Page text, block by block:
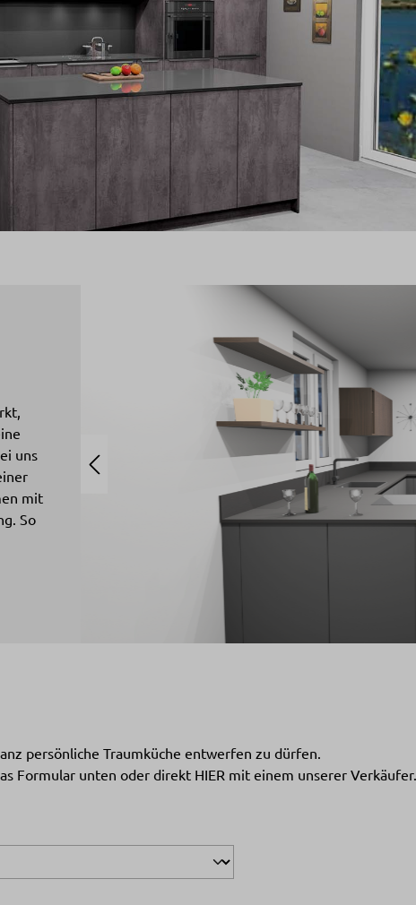
uns
mit
So
Bildergalerie überspringen
persönliche Traumküche entwerfen zu dürfen.
Formular unten oder direkt HIER mit einem unserer Verkäufer.